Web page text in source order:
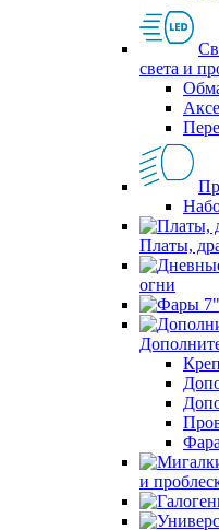
света и
Платы,
огни
и